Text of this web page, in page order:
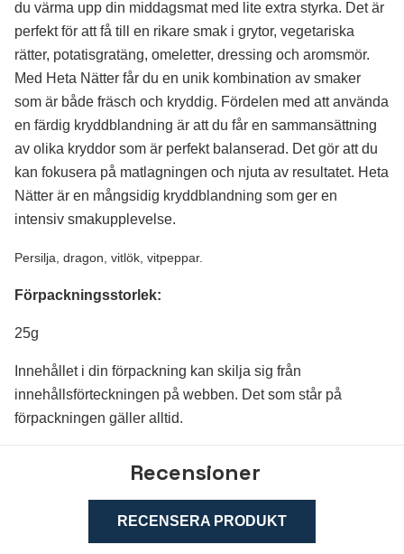
du värma upp din middagsmat med lite extra styrka. Det är
perfekt för att få till en rikare smak i grytor, vegetariska
rätter, potatisgratäng, omeletter, dressing och aromsmör.
Med Heta Nätter får du en unik kombination av smaker
som är både fräsch och kryddig. Fördelen med att använda
en färdig kryddblandning är att du får en sammansättning
av olika kryddor som är perfekt balanserad. Det gör att du
kan fokusera på matlagningen och njuta av resultatet. Heta
Nätter är en mångsidig kryddblandning som ger en
intensiv smakupplevelse.
Persilja, dragon, vitlök, vitpeppar.
Förpackningsstorlek:
25g
Innehållet i din förpackning kan skilja sig från
innehållsförteckningen på webben. Det som står på
förpackningen gäller alltid.
Recensioner
RECENSERA PRODUKT